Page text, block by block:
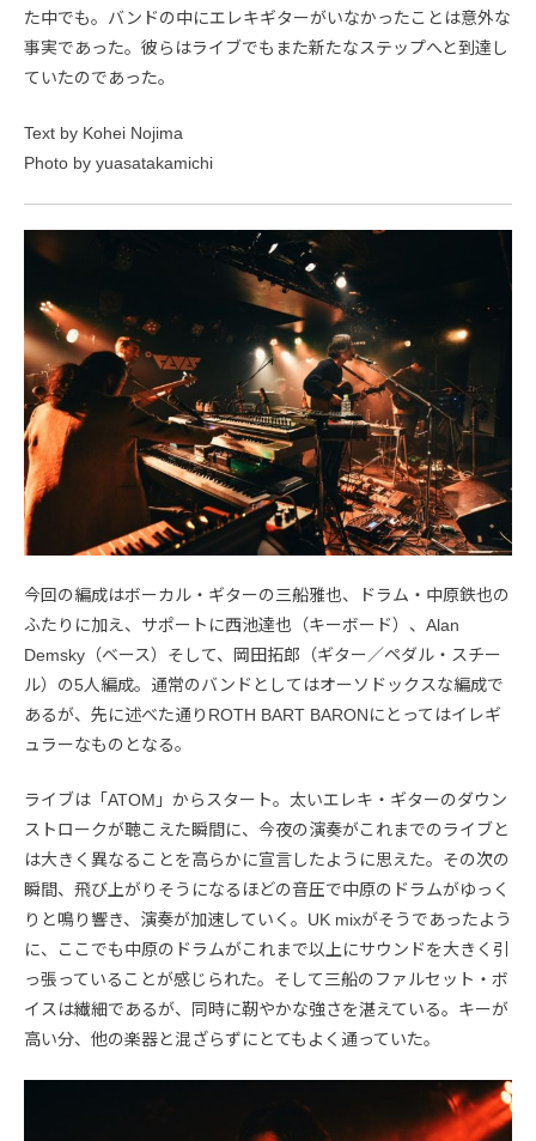
た中でも。バンドの中にエレキギターがいなかったことは意外な
事実であった。彼らはライブでもまた新たなステップへと到達し
ていたのであった。
Text by Kohei Nojima
Photo by yuasatakamichi
今回の編成はボーカル・ギターの三船雅也、ドラム・中原鉄也の
ふたりに加え、サポートに西池達也（キーボード）、Alan
Demsky（ベース）そして、岡田拓郎（ギター／ペダル・スチー
ル）の5人編成。通常のバンドとしてはオーソドックスな編成で
あるが、先に述べた通りROTH BART BARONにとってはイレギ
ュラーなものとなる。
ライブは「ATOM」からスタート。太いエレキ・ギターのダウン
ストロークが聴こえた瞬間に、今夜の演奏がこれまでのライブと
は大きく異なることを高らかに宣言したように思えた。その次の
瞬間、飛び上がりそうになるほどの音圧で中原のドラムがゆっく
りと鳴り響き、演奏が加速していく。UK mixがそうであったよう
に、ここでも中原のドラムがこれまで以上にサウンドを大きく引
っ張っていることが感じられた。そして三船のファルセット・ボ
イスは繊細であるが、同時に靭やかな強さを湛えている。キーが
高い分、他の楽器と混ざらずにとてもよく通っていた。